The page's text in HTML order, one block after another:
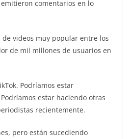
comentarios en lo
de videos muy popular entre los
de mil millones de usuarios en
Podríamos estar
estar haciendo otras
recientemente.
pero están sucediendo